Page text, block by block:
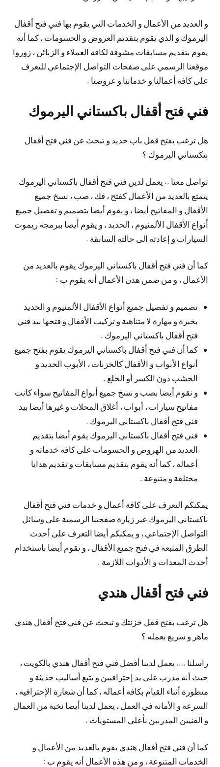
و العديد من الأعمال و الخدمات التي يقوم بها فني فتح أقفال
اليرموك و الذي يقوم بتقديم العروض و الحسومات ، كما أنه
يقوم بتقديم مسابقات مشوقة لكافة العملاء و الزبائن ، زوروا
موقعنا الرسمي على صفحات التواصل الإجتماعي للتعرف
على كافة أعمالنا و خدماتنا و عروضنا .
فني فتح أقفال باكستاني اليرموك
هل ترغب بفتح قفل باب حديد و تبحث عن فني فتح أقفال
بتكستاني اليرموك ؟
تواصل معنا .. يعمل لدين فني فتح أقفال باكستاني اليرموك
يتمتع بالعديد من الأعمال كفتح ، فك ، صب ، نسخ جميع
الأقفال و المفاتيح أيضا ، و يقوم أيضا بتصميم و تفصيل جميع
أنواع الأقفال الألمنيوم ، الحديد ، و يقوم أيضا ببرمجة ريموت
السيارات و إعادته الى حالته السابقة .
كما أن فني فتح أقفال باكستاني اليرموك يقوم بالعديد من
الأعمال ، و من ضمن هذن الأعمال أنه يقوم ب :
تصميم و تفصيل جميع أنواع الأقفال الألمنيوم و الحديد
بخبرة و مهارة لا متناهية و تركيب الأقفال و فتحها بيد فني
فتح أقفال باكستاني اليرموك .
كما أن فني فتح أقفال باكستاني اليرموك يقوم بفتح جميع
أنواع الأبواب و الأقفال كالخزنات ، الأبوب الحديد و
الخشب دون الكسر أو الخلع .
و نقوم أيضا بصب و نسخ جميع أنواع المفاتيح سواء كانت
مفاتيح سيارات ، أبواب ، أغلاق المحلات و غيرها أيضا بيد
فني فتح أقفال باكستاني اليرموك .
فني فتح أقفال باكستاني اليرموك يقوم أيضا بتقديم
العديد من الهروض و الحسومات على كافة خدماته و
أعماله ، كما أنه يقوم بتقديم مسابقات و تقديم هدايا
مختلفة و متنوعة .
يمكنكم التعرف على كافة أعمال و خدمات فني فتح أقفال
باكستاني اليرموك عبر زيارة صفحتنا الرسمية على وسائل
التواصل الإجتماعي ، و يمكنكم أيضا التعرف على أحدث
الطرق المتبعة في فتح جميع الأقفال ، و نقوم أيضا باستخدام
أحدث المعدات و الأدوات اللازمة .
فني فتح أقفال هندي
هل ترغب بفتح قفل خزنتك و تبحث عن فني فتح أقفال هندي
ماهر و سريع بعمله ؟
راسلنا …. يعمل لدينا أفضل فني فتح أقفال هندي بالكويت ،
حيث أنه مدرب على يد إحترافيين و يتبع أساليب حديثة و
متطورة أثناء القيام بكافة أعماله ، كما أن شعارة الإحترافية ،
السرعة و الأمانة في العمل ، يعمل لدينا أيضا نخبة من العمال
و الفنيين المدربين بأعلى المستويات .
كما أن فني فتح أقفال هندي يقوم بالعديد من الأعمال و
الخدمات المتنوعة ، و من هذه الأعمال أنه يقوم ب :